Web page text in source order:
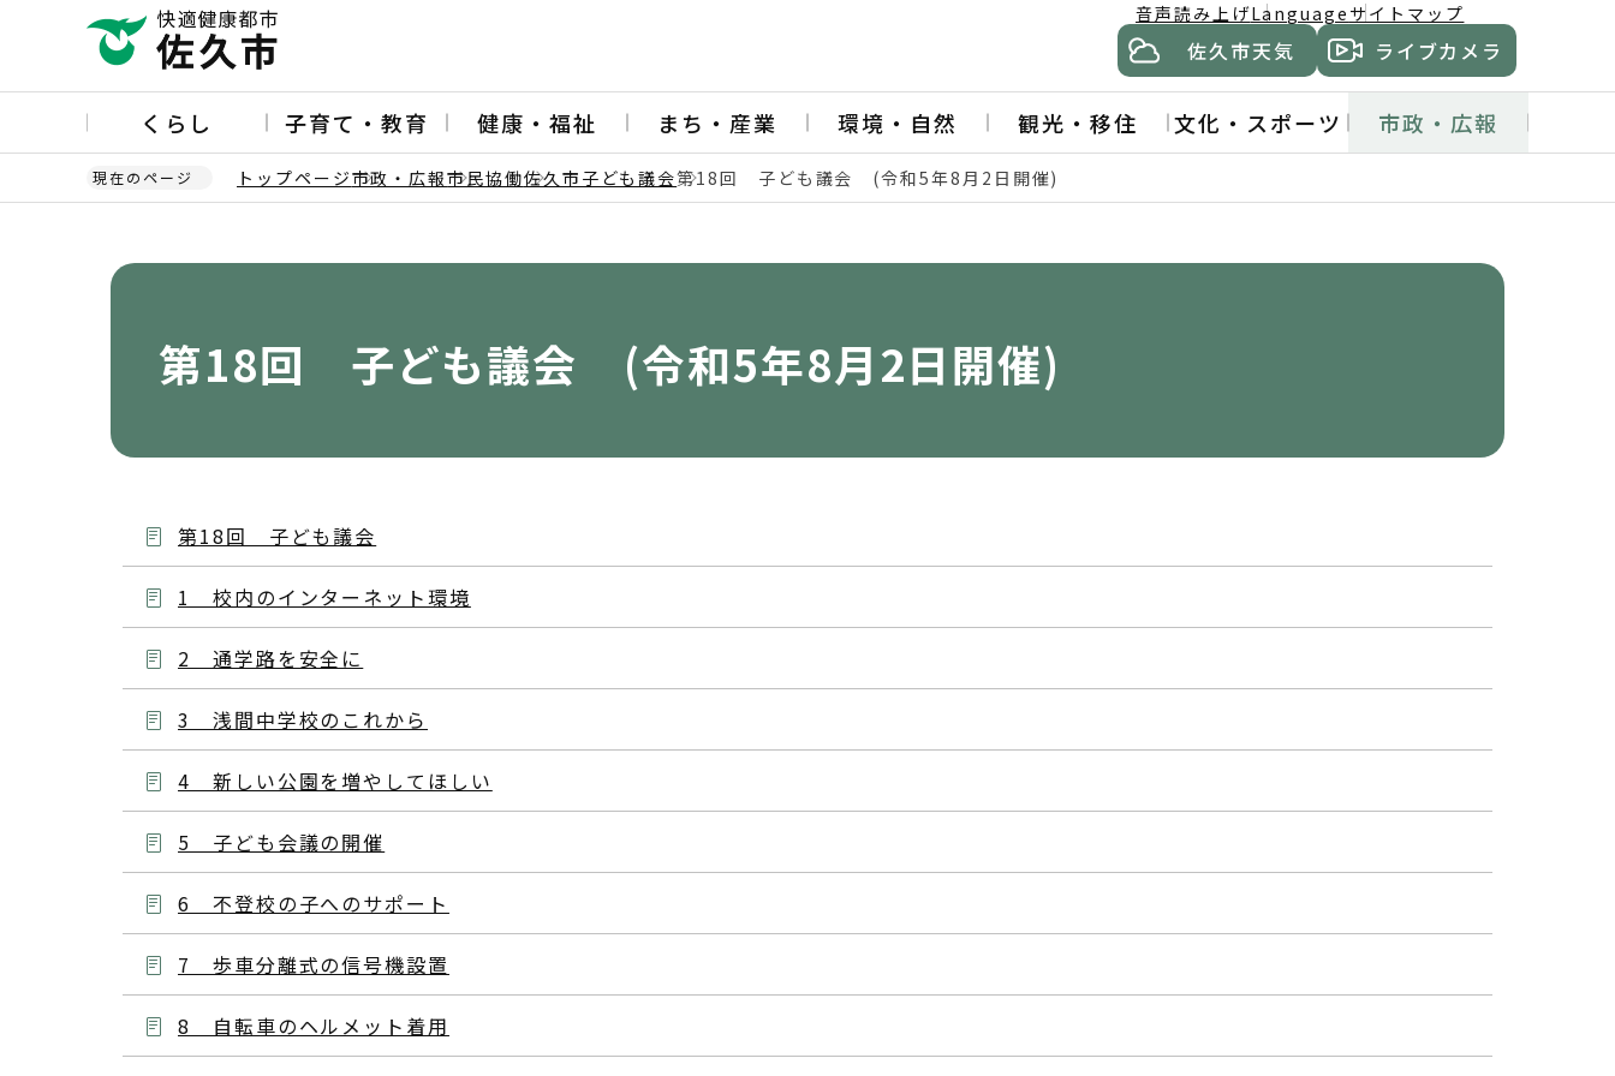
ー
の
音声読み上げLanguage サイトマップ
佐久市天気 ライブカメラ
くらし 子育て・教育 健康・福祉 まち・産業 環境・自然 観光・移住 文化・スポーツ 市政・広報
現在のページ トップページ市政・広報市民協働佐久市子ども議会第18回 子ども議会 (令和5年8月2日開催)
第18回 子ども議会 (令和5年8月2日開催)
第18回 子ども議会
1 校内のインターネット環境
2 通学路を安全に
3 浅間中学校のこれから
4 新しい公園を増やしてほしい
5 子ども会議の開催
6 不登校の子へのサポート
7 歩車分離式の信号機設置
8 自転車のヘルメット着用